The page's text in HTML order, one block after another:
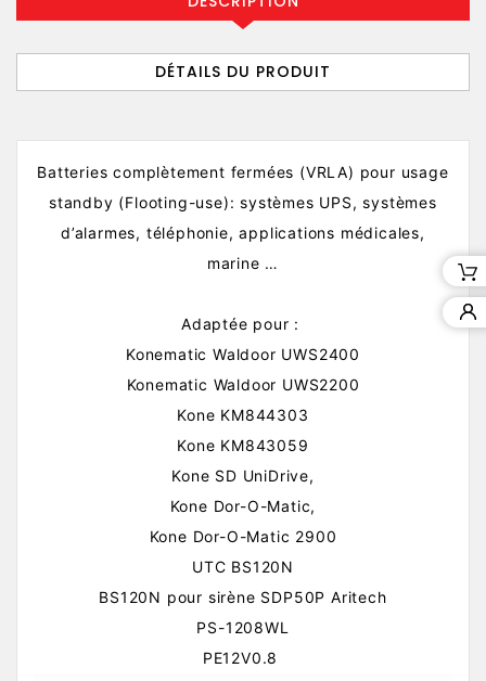
DÉTAILS DU PRODUIT
Batteries complètement fermées (VRLA) pour usage
standby (Flooting-use): systèmes UPS, systèmes
d’alarmes, téléphonie, applications médicales,
marine …
Adaptée pour :
Konematic Waldoor UWS2400
Konematic Waldoor UWS2200
Kone KM844303
Kone KM843059
Kone SD UniDrive,
Kone Dor-O-Matic,
Kone Dor-O-Matic 2900
UTC BS120N
BS120N pour sirène SDP50P Aritech
PS-1208WL
PE12V0.8